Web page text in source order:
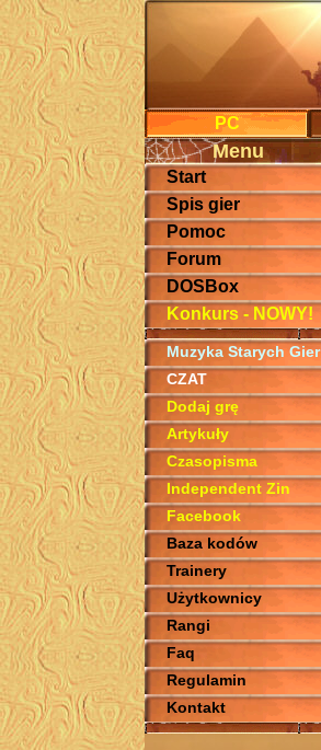
PC
Menu
Start
Spis gier
Pomoc
Forum
DOSBox
Konkurs - NOWY!
Muzyka Starych Gier
CZAT
Dodaj grę
Artykuły
Czasopisma
Independent Zin
Facebook
Baza kodów
Trainery
Użytkownicy
Rangi
Faq
Regulamin
Kontakt